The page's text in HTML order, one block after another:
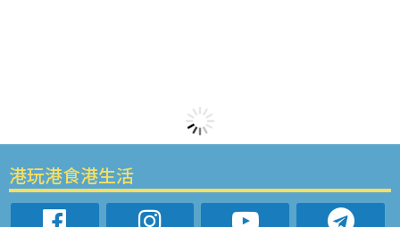
港玩港食港生活